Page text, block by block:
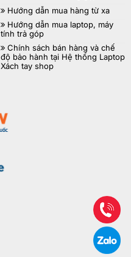
Hướng dẫn mua hàng từ xa
Hướng dẫn mua laptop, máy
tính trả góp
Chính sách bán hàng và chế
độ bảo hành tại Hệ thống Laptop
Xách tay shop